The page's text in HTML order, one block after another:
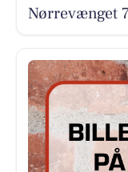
Nørrevænget